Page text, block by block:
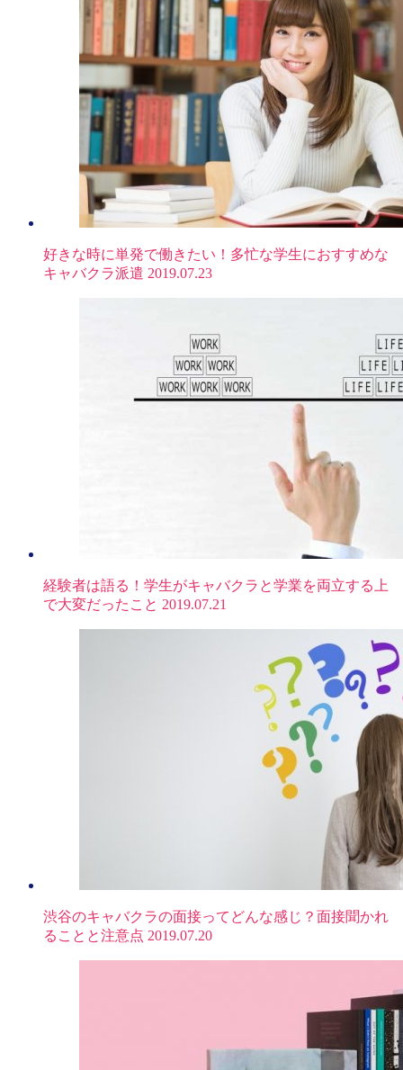
好きな時に単発で働きたい！多忙な学生におすすめな
キャバクラ派遣 2019.07.23
経験者は語る！学生がキャバクラと学業を両立する上
で大変だったこと 2019.07.21
渋谷のキャバクラの面接ってどんな感じ？面接聞かれ
ることと注意点 2019.07.20